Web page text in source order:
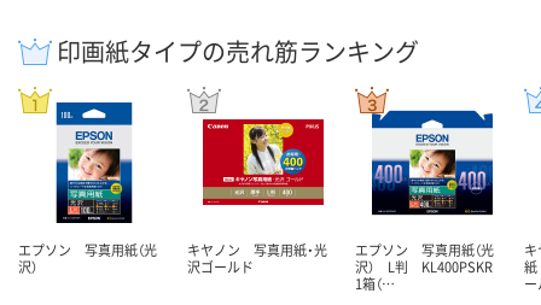
印画紙タイプの売れ筋ランキング
エプソン 写真用紙（光
沢）
キヤノン 写真用紙・光
沢ゴールド
エプソン 写真用紙（光
沢） L判 KL400PSKR
1箱（…
紙